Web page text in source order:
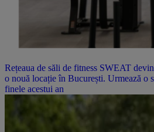
Rețeaua de săli de fitness SWEAT
o nouă locație în București. Urmează o
finele acestui an